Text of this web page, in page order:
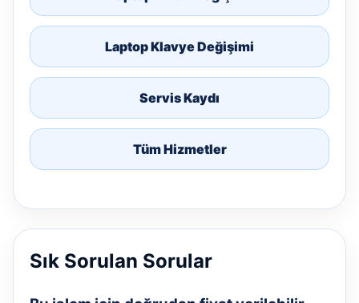
Laptop Klavye Değişimi
Servis Kaydı
Tüm Hizmetler
Sık Sorulan Sorular